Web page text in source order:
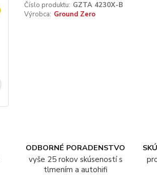
Číslo produktu: GZTA 4230X-B
Výrobca: Ground Zero
ODBORNÉ PORADENSTVO
vyše 25 rokov skúseností s
tlmením a autohifi